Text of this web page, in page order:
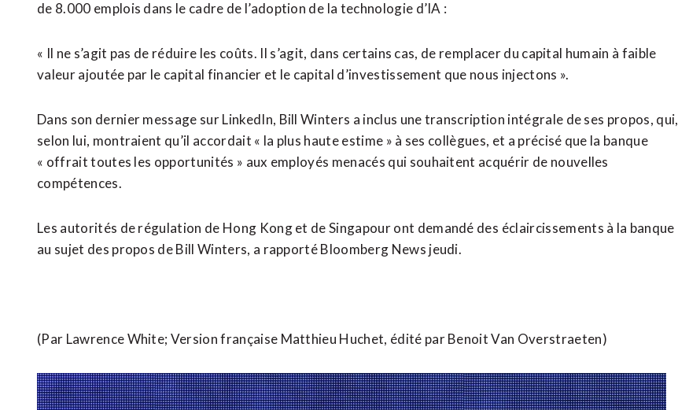
de 8.000 emplois dans le cadre de l’adoption de ⁠la ‌technologie d’IA :
« Il ne s’agit pas de réduire les coûts. ⁠Il s’agit, dans certains cas, de ​remplacer du capital ​humain à faible
valeur ajoutée par le capital financier et ​le capital d’investissement que nous injectons ».
Dans son dernier message sur LinkedIn, Bill Winters a ‌inclus une transcription ​intégrale de ses propos, qui,
selon lui, montraient qu’il accordait « la plus ​haute estime » à ses collègues, et a précisé que la banque
« offrait toutes les opportunités » aux employés menacés qui souhaitent acquérir de nouvelles
compétences.
Les autorités de régulation de Hong Kong et de Singapour ont demandé des ⁠éclaircissements à la banque
au sujet des propos de Bill Winters, a rapporté Bloomberg News jeudi.
(Par Lawrence ​White; Version française Matthieu Huchet, édité ​par Benoit Van Overstraeten)